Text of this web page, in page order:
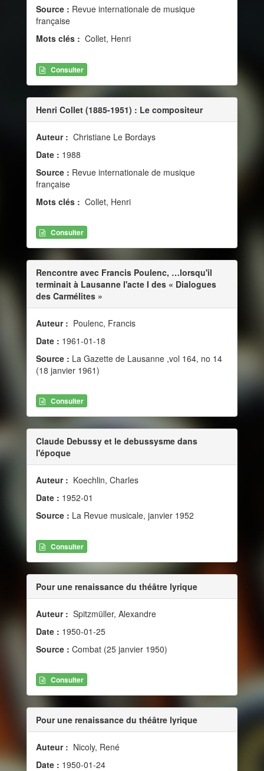
Source : Revue internationale de musique
française
Mots clés : Collet, Henri
Consulter
Henri Collet (1885-1951) : Le compositeur
Auteur : Christiane Le Bordays
Date : 1988
Source : Revue internationale de musique
française
Mots clés : Collet, Henri
Consulter
Rencontre avec Francis Poulenc, …lorsqu'il
terminait à Lausanne l'acte I des « Dialogues
des Carmélites »
Auteur : Poulenc, Francis
Date : 1961-01-18
Source : La Gazette de Lausanne ,vol 164, no 14
(18 janvier 1961)
Consulter
Claude Debussy et le debussysme dans
l'époque
Auteur : Koechlin, Charles
Date : 1952-01
Source : La Revue musicale, janvier 1952
Consulter
Pour une renaissance du théâtre lyrique
Auteur : Spitzmüller, Alexandre
Date : 1950-01-25
Source : Combat (25 janvier 1950)
Consulter
Pour une renaissance du théâtre lyrique
Auteur : Nicoly, René
Date : 1950-01-24